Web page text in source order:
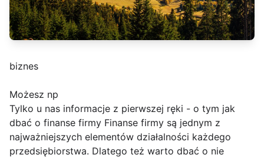
biznes
Możesz np
Tylko u nas informacje z pierwszej ręki - o tym jak
dbać o finanse firmy Finanse firmy są jednym z
najważniejszych elementów działalności każdego
przedsiębiorstwa. Dlatego też warto dbać o nie